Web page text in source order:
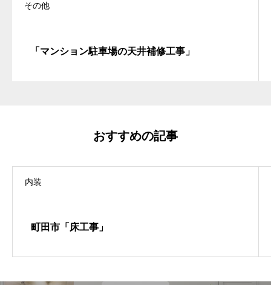
その他
「マンション駐車場の天井補修工事」
おすすめの記事
内装
町田市「床工事」